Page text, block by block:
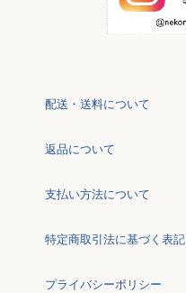
配送・送料について
返品について
支払い方法について
特定商取引法に基づく表記
プライバシーポリシー